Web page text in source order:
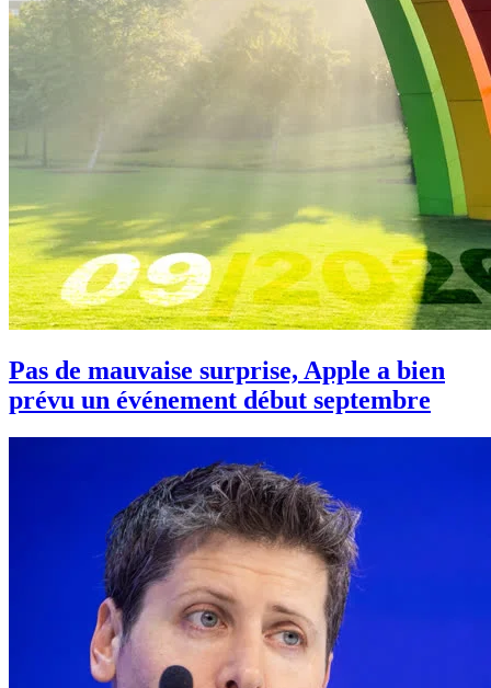
Pas de mauvaise surprise, Apple a bien
prévu un événement début septembre